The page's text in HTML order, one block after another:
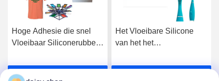
Hoge Adhesie die snel
Vloeibaar Siliconerubber
Stof genezen
Krijg Beste Prijs
Het Vloeibare Silicone
van het het
Vloeibare Silicone